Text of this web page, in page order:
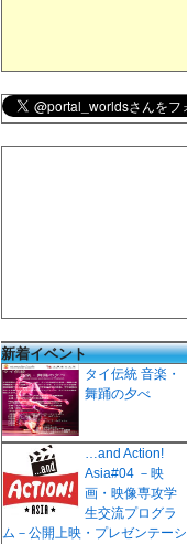
新着イベント
タイ伝統 音楽・
舞踊の夕べ
…and Action!
Asia#04 －映
画・映像専攻学
生交流プログラ
ム－公開上映・プレゼンテーシ